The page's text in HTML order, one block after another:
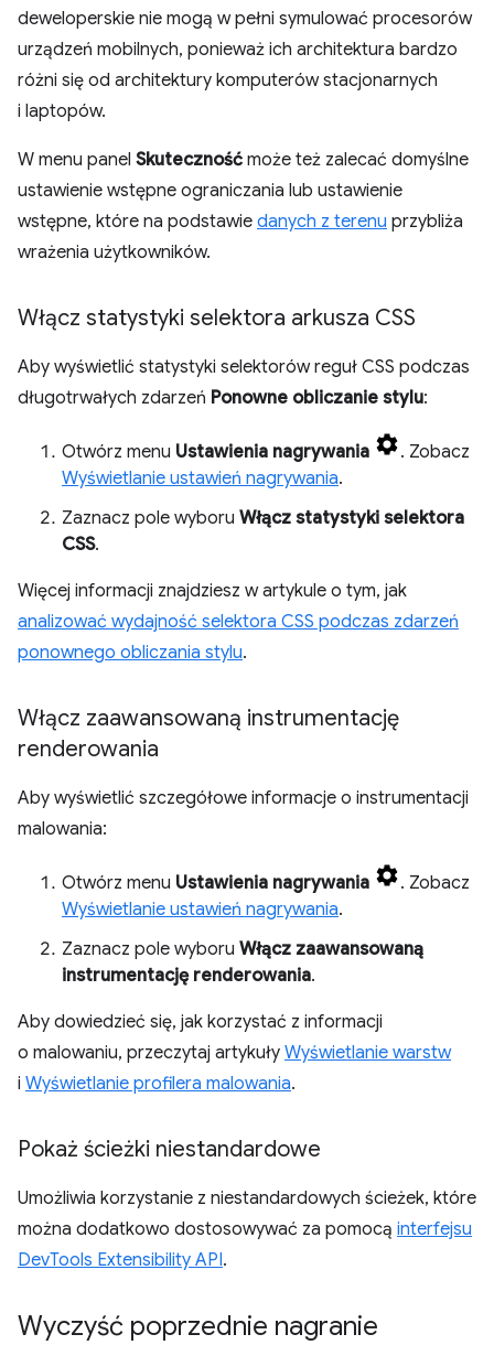
deweloperskie nie mogą w pełni symulować procesorów
urządzeń mobilnych, ponieważ ich architektura bardzo
różni się od architektury komputerów stacjonarnych
i laptopów.
W menu panel Skuteczność może też zalecać domyślne
ustawienie wstępne ograniczania lub ustawienie
wstępne, które na podstawie danych z terenu przybliża
wrażenia użytkowników.
Włącz statystyki selektora arkusza CSS
Aby wyświetlić statystyki selektorów reguł CSS podczas
długotrwałych zdarzeń Ponowne obliczanie stylu:
Otwórz menu Ustawienia nagrywania
. Zobacz
Wyświetlanie ustawień nagrywania.
Zaznacz pole wyboru Włącz statystyki selektora
CSS.
Więcej informacji znajdziesz w artykule o tym, jak
analizować wydajność selektora CSS podczas zdarzeń
ponownego obliczania stylu.
Włącz zaawansowaną instrumentację
renderowania
Aby wyświetlić szczegółowe informacje o instrumentacji
malowania:
Otwórz menu Ustawienia nagrywania
. Zobacz
Wyświetlanie ustawień nagrywania.
Zaznacz pole wyboru Włącz zaawansowaną
instrumentację renderowania.
Aby dowiedzieć się, jak korzystać z informacji
o malowaniu, przeczytaj artykuły Wyświetlanie warstw
i Wyświetlanie profilera malowania.
Pokaż ścieżki niestandardowe
Umożliwia korzystanie z niestandardowych ścieżek, które
można dodatkowo dostosowywać za pomocą interfejsu
DevTools Extensibility API.
Wyczyść poprzednie nagranie